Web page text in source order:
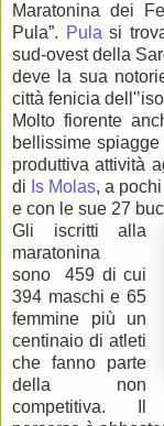
Maratonina dei
Pula”. Pula si
sud-ovest della
deve la sua
città fenicia
Molto fiorente
bellissime spiagge
produttiva attività
di Is Molas, a
e con le sue 27
Gli iscritti alla
maratonina
sono 459 di cui
394 maschi e 65
femmine più un
centinaio di atleti
che fanno parte
della non
competitiva. Il